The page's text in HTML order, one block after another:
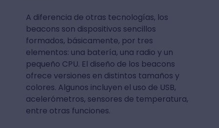
A diferencia de otras tecnologías, los
beacons son dispositivos sencillos
formados, básicamente, por tres
elementos: una batería, una radio y un
pequeño CPU. El diseño de los beacons
ofrece versiones en distintos tamaños y
colores. Algunos incluyen el uso de USB,
acelerómetros, sensores de temperatura,
entre otras funciones.